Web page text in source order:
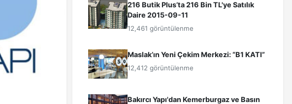
216 Butik Plus’ta 216 Bin TL'ye Satılık
Daire 2015-09-11
12,461 görüntülenme
Maslak’ın Yeni Çekim Merkezi: “B1 KATI”
12,412 görüntülenme
Bakırcı Yapı'dan Kemerburgaz ve Basın